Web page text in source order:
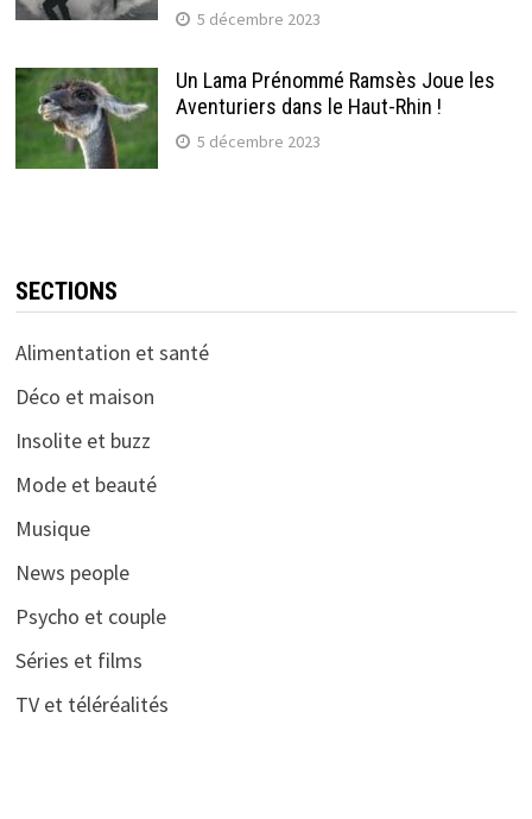
5 décembre 2023
Un Lama Prénommé Ramsès Joue les
Aventuriers dans le Haut-Rhin !
5 décembre 2023
SECTIONS
Alimentation et santé
Déco et maison
Insolite et buzz
Mode et beauté
Musique
News people
Psycho et couple
Séries et films
TV et téléréalités